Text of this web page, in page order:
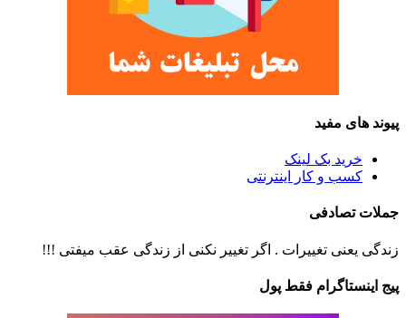
پیوند های مفید
خرید بک لینک
کسب و کار اینترنتی
جملات تصادفی
زندگی یعنی تغییرات . اگر تغییر نکنی از زندگی عقب میفتی !!!
پیج اینستاگرام فقط پول